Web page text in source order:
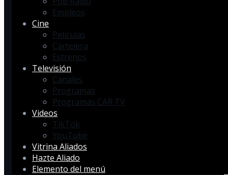
Empleos
Cine
Películas
Cartelera
Estrenos
Televisión
Canales
Programas
Programas CAR TV
Videos
TikTok
YouTube
Vitrina Aliados
Hazte Aliado
Elemento del menú